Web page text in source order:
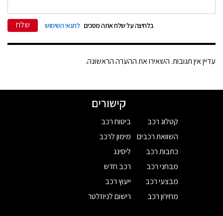
בלחיצה על שלח אתה מסכים לתנאי השימוש שלח
עדיין אין תגובות. השאירו את ההערה הראשונה.
קישורים
קטלוג רכב
השוואת רכבים
כתבות רכב
מבחני רכב
מבצעי רכב
מחירון רכב
ביטוח רכב
מימון לרכב
ליסינג
רכב חדש
ייעוץ רכב
רישום לניוזלטר